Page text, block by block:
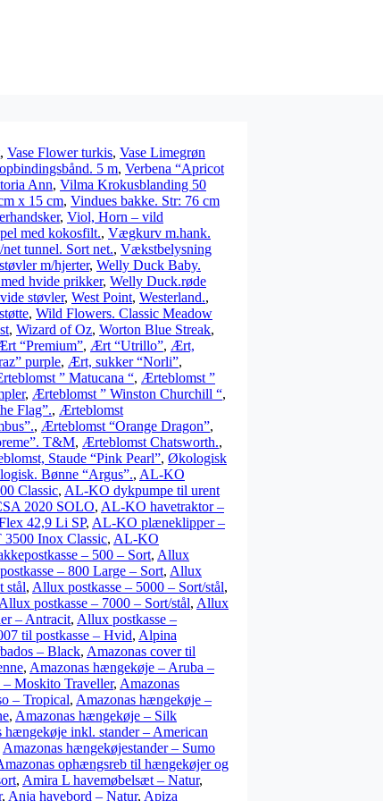
, Vase Flower turkis, Vase Limegrøn
5 m, Verbena “Apricot
Ann, Vilma Krokusblanding 50
x 15 cm, Vindues bakke. Str: 76 cm
, Viol, Horn – vild
med kokosfilt., Vægkurv m.hank.
tunnel. Sort net., Vækstbelysning
m/hjerter, Welly Duck Baby.
hvide prikker, Welly Duck.røde
støvler, West Point, Westerland.,
, Wild Flowers. Classic Meadow
, Wizard of Oz, Worton Blue Streak,
“Premium”, Ært “Utrillo”, Ært,
purple, Ært, sukker “Norli”,
” Matucana “, Ærteblomst ”
, Ærteblomst ” Winston Churchill “,
Flag”., Ærteblomst
, Ærteblomst “Orange Dragon”,
T&M, Ærteblomst Chatsworth.,
Staude “Pink Pearl”, Økologisk
Bønne “Argus”., AL-KO
Classic, AL-KO dykpumpe til urent
2020 SOLO, AL-KO havetraktor –
42,9 Li SP, AL-KO plæneklipper –
Inox Classic, AL-KO
– 500 – Sort, Allux
– 800 Large – Sort, Allux
stål, Allux postkasse – 5000 – Sort/stål,
Allux postkasse – 7000 – Sort/stål, Allux
– Antracit, Allux postkasse –
til postkasse – Hvid, Alpina
– Black, Amazonas cover til
, Amazonas hængekøje – Aruba –
Moskito Traveller, Amazonas
– Tropical, Amazonas hængekøje –
, Amazonas hængekøje – Silk
hængekøje inkl. stander – American
Amazonas hængekøjestander – Sumo
ophængsreb til hængekøjer og
, Amira L havemøbelsæt – Natur,
, Anja havebord – Natur, Apiza